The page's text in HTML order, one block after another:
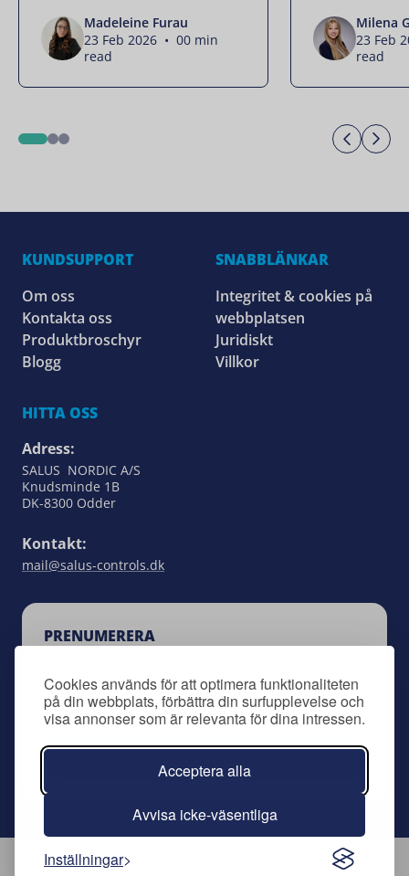
Cookies används för att optimera funktionaliteten
på din webbplats, förbättra din surfupplevelse och
visa annonser som är relevanta för dina intressen.
Acceptera alla
Avvisa icke-väsentliga
Inställningar
Madeleine Furau
23 Feb 2026 • 00 min
read
Milena
23 Feb
read
12
KUNDSUPPORT
Om oss
Kontakta oss
Produktbroschyr
Blogg
SNABBLÄNKAR
Integritet & cookies på
webbplatsen
Juridiskt
Villkor
HITTA OSS
Adress:
SALUS NORDIC A/S
Knudsminde 1B
DK-8300 Odder
Kontakt:
mail@salus-controls.dk
PRENUMERERA
Controls genom att anmäla dig till vårt
nyhetsbrev.